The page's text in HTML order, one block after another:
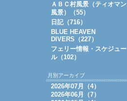
ＡＢＣ村風景（ティオマン
風景）（55）
日記（716）
BLUE HEAVEN
DIVERS（227）
フェリー情報・スケジュー
ル（102）
月別アーカイブ
2026年07月（4）
2026年06月（7）